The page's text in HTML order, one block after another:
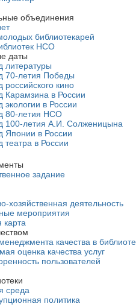
объединения
библиотекарей
НСО
даты
литературы
70-летия Победы
российского кино
Карамзина в России
экологии в России
80-летия НСО
100-летия А.И. Солженицына
Японии в России
театра в России
задание
хозяйственная деятельность
мероприятия
карта
качества в
оценка качества услуг
пользователей
среда
политика